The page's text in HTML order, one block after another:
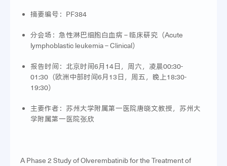
摘要编号：PF384
分会场：急性淋巴细胞白血病 – 临床研究（Acute
lymphoblastic leukemia – Clinical）
报告时间：北京时间6月14日，周六，凌晨00:30-
01:30（欧洲中部时间6月13日，周五，晚上18:30-
19:30）
主要作者：苏州大学附属第一医院唐晓文教授，苏州大
学附属第一医院张欣
A Phase 2 Study of Olverembatinib for the Treatment of